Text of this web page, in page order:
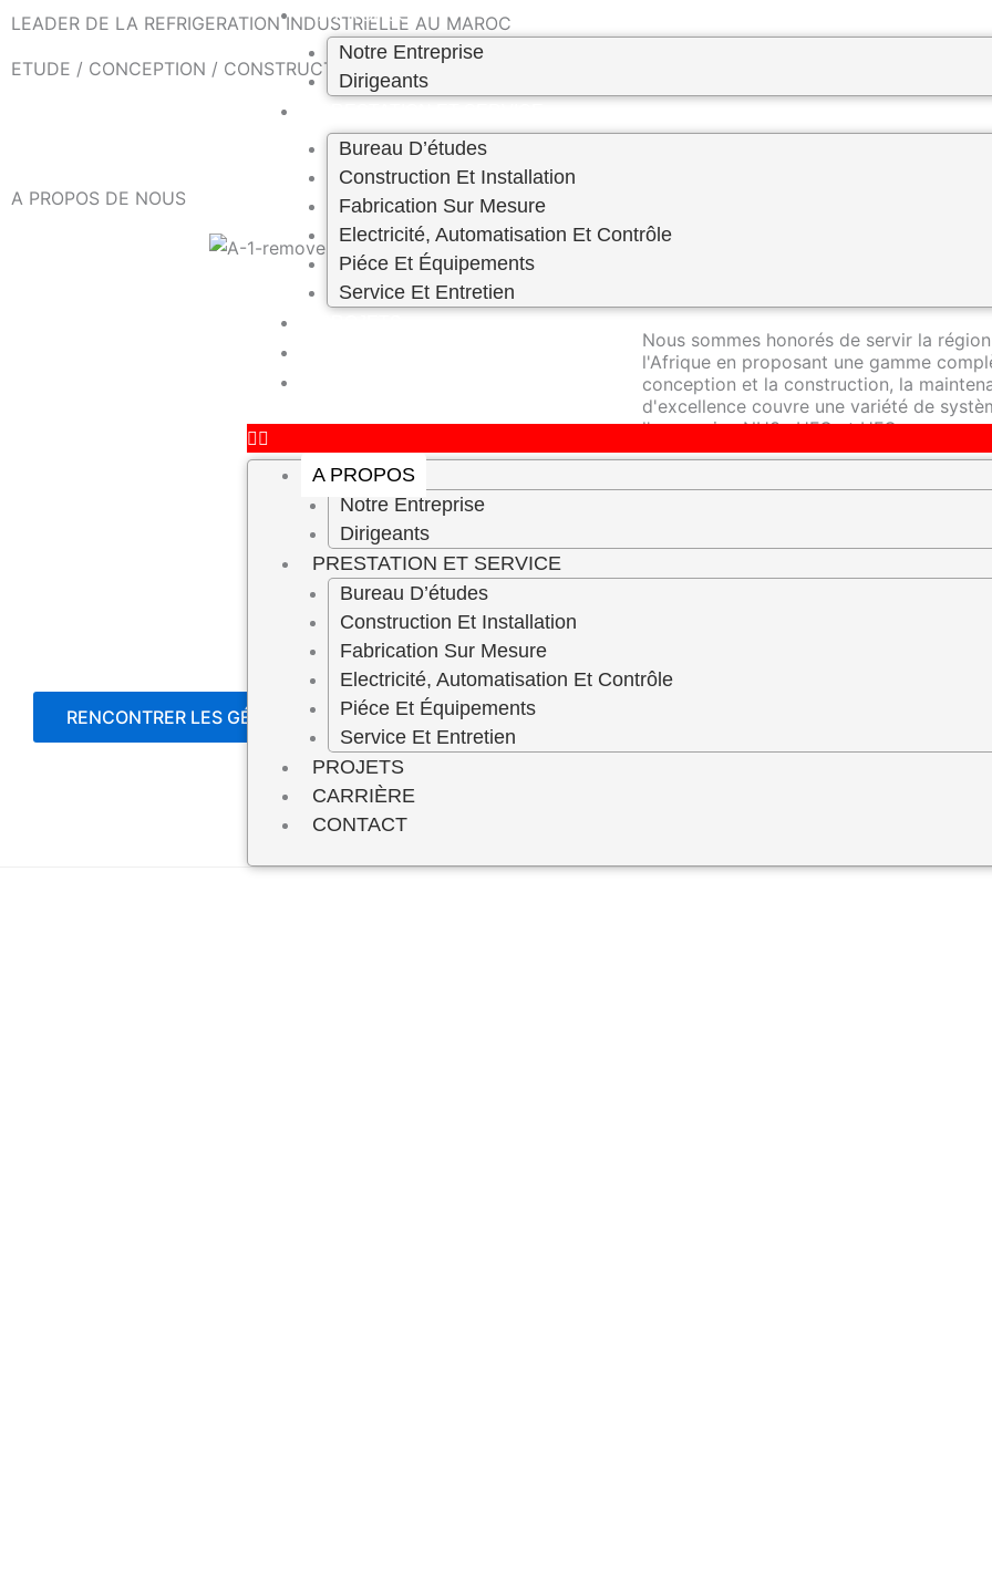
Skip
content
A PROPOS
Notre Entreprise
Dirigeants
Bureau D’études
Construction Et Installation
Fabrication Sur Mesure
Electricité, Automatisation Et Contrôle
Piéce Et Équipements
Service Et Entretien
A PROPOS
Notre Entreprise
Dirigeants
PRESTATION ET SERVICE
Bureau D’études
Construction Et Installation
Fabrication Sur Mesure
Electricité, Automatisation Et Contrôle
Piéce Et Équipements
Service Et Entretien
PROJETS
CARRIÈRE
CONTACT
LEADER DE LA REFRIGERATION INDUSTRIELLE AU MAROC ​
ETUDE / CONCEPTION / CONSTRUCTION – ENTRETIEN PREVENTIF–FABRICATION SUR MESURE
A PROPOS DE NOUS
RDS Engineering se distingue en tant
Nous sommes honorés de servir la
l'Afrique en proposant une gamme
conception et la construction, la
d'excellence couvre une variété de
l'ammoniac NH3 , HFC et HFO.
RENCONTRER LES GÉRANTS